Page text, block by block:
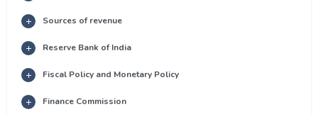
Sources of revenue
Reserve Bank of India
Fiscal Policy and Monetary Policy
Finance Commission